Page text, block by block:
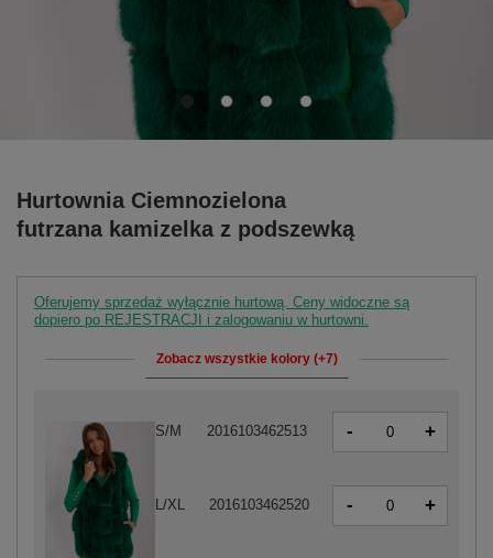
Hurtownia Ciemnozielona
futrzana kamizelka z podszewką
Oferujemy sprzedaż wyłącznie hurtową. Ceny widoczne są
dopiero po REJESTRACJI i zalogowaniu w hurtowni.
Zobacz wszystkie kolory (+7)
S/M 2016103462513 - +
L/XL 2016103462520 - +